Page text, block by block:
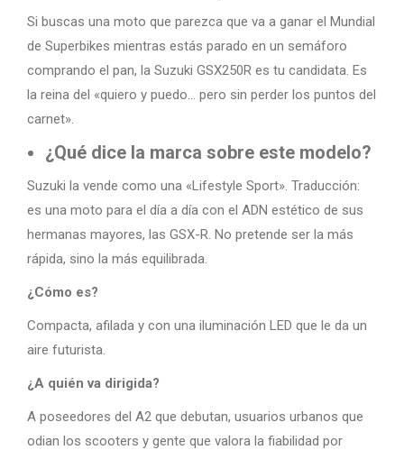
Si buscas una moto que parezca que va a ganar el Mundial
de Superbikes mientras estás parado en un semáforo
comprando el pan, la Suzuki GSX250R es tu candidata. Es
la reina del «quiero y puedo… pero sin perder los puntos del
carnet».
¿Qué dice la marca sobre este modelo?
Suzuki la vende como una «Lifestyle Sport». Traducción:
es una moto para el día a día con el ADN estético de sus
hermanas mayores, las GSX-R. No pretende ser la más
rápida, sino la más equilibrada.
¿Cómo es?
Compacta, afilada y con una iluminación LED que le da un
aire futurista.
¿A quién va dirigida?
A poseedores del A2 que debutan, usuarios urbanos que
odian los scooters y gente que valora la fiabilidad por